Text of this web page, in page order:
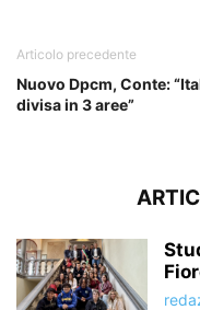
Articolo precedente
Nuovo Dpcm, Conte:
divisa in 3 aree”